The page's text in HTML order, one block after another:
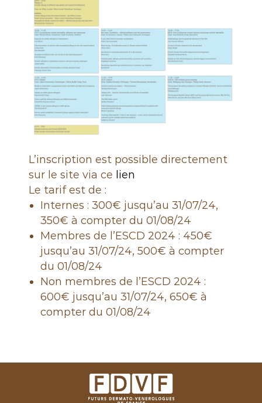
L’inscription est possible directement
sur le site via ce lien
Le tarif est de :
Internes : 300€ jusqu’au 31/07/24,
350€ à compter du 01/08/24
Membres de l’ESCD 2024 : 450€
jusqu’au 31/07/24, 500€ à compter
du 01/08/24
Non membres de l’ESCD 2024 :
600€ jusqu’au 31/07/24, 650€ à
compter du 01/08/24